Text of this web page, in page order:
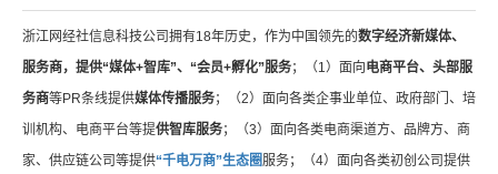
浙江网经社信息科技公司拥有18年历史，作为中国领先的数字经济新媒体、
服务商，提供“媒体+智库”、“会员+孵化”服务；（1）面向电商平台、头部服
务商等PR条线提供媒体传播服务；（2）面向各类企事业单位、政府部门、培
训机构、电商平台等提供智库服务；（3）面向各类电商渠道方、品牌方、商
家、供应链公司等提供“千电万商”生态圈服务；（4）面向各类初创公司提供